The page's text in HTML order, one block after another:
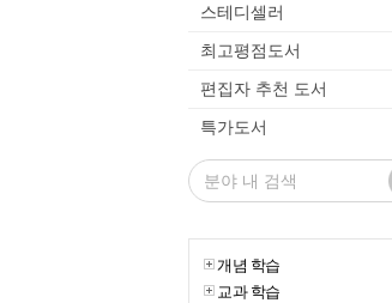
스테디셀러
최고평점도서
편집자 추천 도서
특가도서
개념 학습
교과 학습